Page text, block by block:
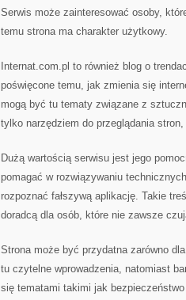
Serwis może zainteresować osoby,
temu strona ma charakter użytkowy.
Internat.com.pl to również blog o
poświęcone temu, jak zmienia się
mogą być tu tematy związane z
tylko narzędziem do przeglądania
Dużą wartością serwisu jest jego
pomagać w rozwiązywaniu
rozpoznać fałszywą aplikację. Takie
doradcą dla osób, które nie zawsze
Strona może być przydatna zarówno
tu czytelne wprowadzenia, natomiast
się tematami takimi jak